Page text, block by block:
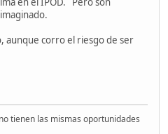
aunque corro el riesgo de ser
tienen las mismas oportunidades